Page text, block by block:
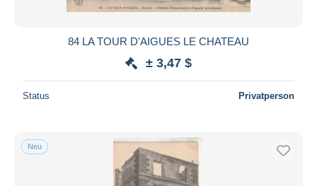
84 LA TOUR D'AIGUES LE CHATEAU
± 3,47 $
Status Privatperson
Neu